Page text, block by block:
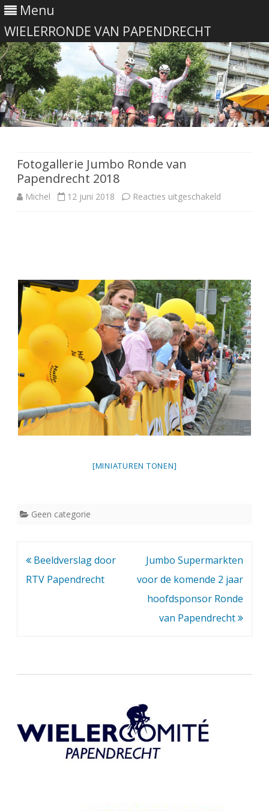
Menu
WIELERRONDE VAN PAPENDRECHT
de
inhoud
Fotogallerie Jumbo Ronde van
Papendrecht 2018
Michel 12 juni 2018 Reacties uitgeschakeld
van
Papendrecht
2018
[MINIATUREN TONEN]
Geen categorie
Bericht
navigatie
Beeldverslag door
RTV Papendrecht
Jumbo Supermarkten
voor de komende 2 jaar
hoofdsponsor Ronde
van Papendrecht